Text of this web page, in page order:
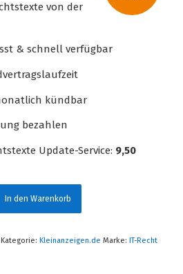
von der
& schnell verfügbar
kündbar
bezahlen
Update-Service: 9,50
In den Warenkorb
Kategorie: Kleinanzeigen.de Marke: IT-Recht